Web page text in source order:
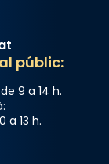
públic:
9 a 14 h.
a 13 h.